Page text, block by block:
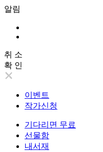
알림
취 소
확 인
이벤트
작가신청
기다리면 무료
선물함
내서재